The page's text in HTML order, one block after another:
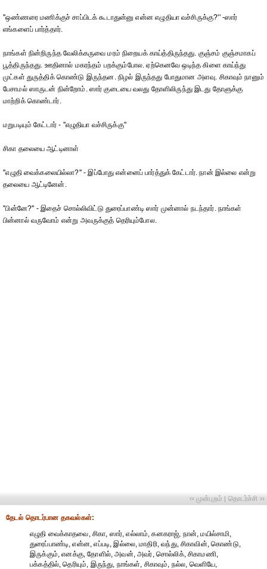
''ஒண்ணரை மணிக்குச் சாப்பிடக் கூடாதுன்னு என்ன எழுதியா வச்சிருக்கு?'' -ஸார்
எங்களைப் பார்த்தார்.
நாங்கள் நின்றிருந்த வேலிக்கருவை மரம் நிறையக் காய்த்திருந்தது. குஞ்சம் குஞ்சமாகப்
பூத்திருந்தது. ஊதினால் மகரந்தம் பறக்கும்போல. ஏற்கெனவே ஒடிந்த கிளை காய்ந்து
முட்கள் துருத்திக் கொண்டு இருந்தன. நிழல் இருந்தது போதுமான அளவு. சிகாவும் நானும்
பேசாமல் ஸாருடன் நின்றோம். ஸார் குடையை வலது தோளிலிருந்து இடது தோளுக்கு
மாற்றிக் கொண்டார்.
மறுபடியும் கேட்டார் - ''எழுதியா வச்சிருக்கு''
சிகா தலையை ஆட்டினாள்
''எழுதி வைக்கலையில்லா?'' - இப்போது என்னைப் பார்த்துக் கேட்டார். நான் இல்லை என்று
தலையை ஆட்டினேன்.
''பின்னே?'' - இதைச் சொல்லிவிட்டு துரைப்பாண்டி ஸார் முன்னால் நடந்தார். நாங்கள்
பின்னால் வருவோம் என்று அவருக்குத் தெரியும்போல.
‹‹ முன்புறம் | தொடர்ச்சி ››
தேட‌ல் தொட‌ர்பான தகவ‌ல்க‌ள்:
எழுதி வைக்காதவை, சிகா, ஸார், எல்லாம், கனகராஜ், நான், மயில்சாமி,
துரைப்பாண்டி, என்ன, எப்படி, இல்லை, மாதிரி, வந்து, சிகாவின், கொண்டு,
இருக்கும், எனக்கு, தோளில், அவன், அவர், சொல்லிக், சிகாமணி,
பக்கத்தில், தெரியும், இருந்து, நாங்கள், சிகாவும், நல்ல, வெளியே,